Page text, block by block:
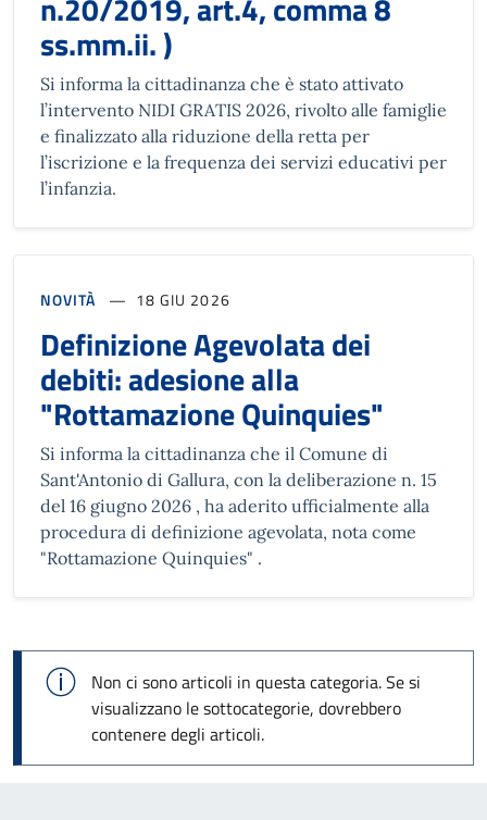
ss.mm.ii. )
Si informa la cittadinanza che è stato attivato
l’intervento NIDI GRATIS 2026, rivolto alle famiglie
e finalizzato alla riduzione della retta per
l’iscrizione e la frequenza dei servizi educativi per
l’infanzia.
NOVITÀ 18 GIU 2026
Definizione Agevolata dei
debiti: adesione alla
"Rottamazione Quinquies"
Si informa la cittadinanza che il Comune di
Sant'Antonio di Gallura, con la deliberazione n. 15
del 16 giugno 2026 , ha aderito ufficialmente alla
procedura di definizione agevolata, nota come
"Rottamazione Quinquies" .
Info
Non ci sono articoli in questa categoria. Se si
visualizzano le sottocategorie, dovrebbero
contenere degli articoli.